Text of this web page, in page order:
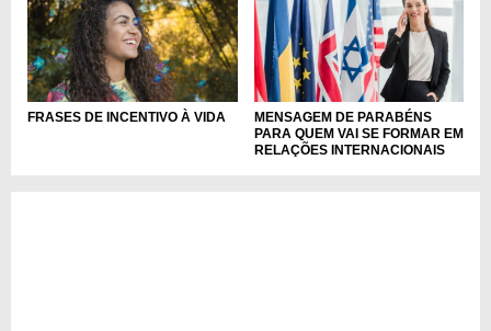
FRASES DE INCENTIVO À VIDA
MENSAGEM DE PARABÉNS
PARA QUEM VAI SE FORMAR EM
RELAÇÕES INTERNACIONAIS